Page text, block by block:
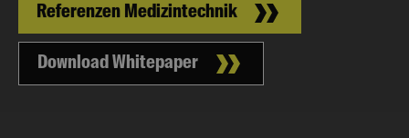
Referenzen Medizintechnik
Download Whitepaper